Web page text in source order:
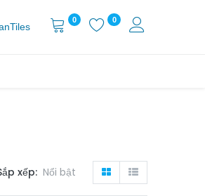
0 0
xếp: Nổi bật